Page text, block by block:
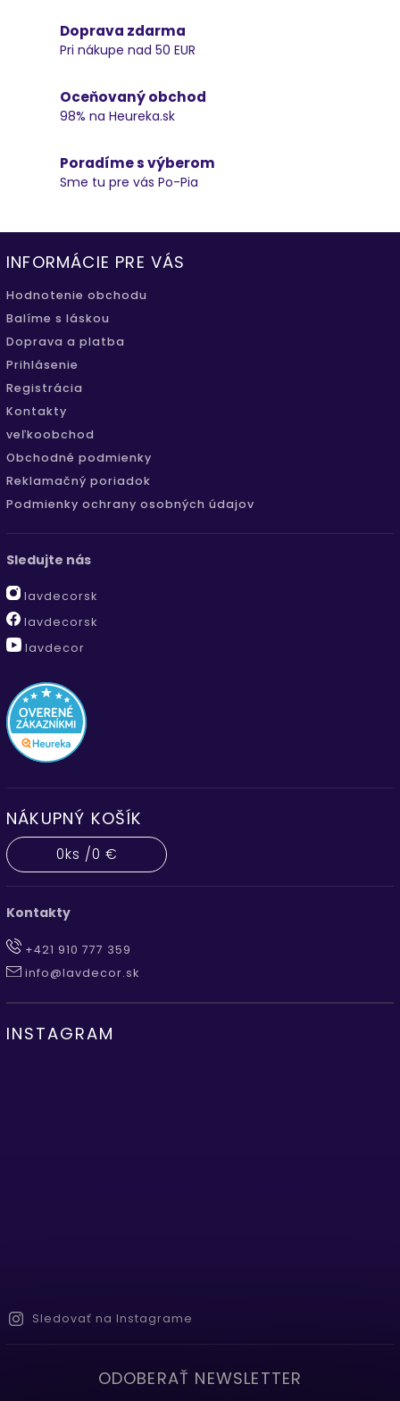
Doprava zdarma
Pri nákupe nad 50 EUR
Oceňovaný obchod
98% na Heureka.sk
Poradíme s výberom
Sme tu pre vás Po-Pia
INFORMÁCIE PRE VÁS
Hodnotenie obchodu
Balíme s láskou
Doprava a platba
Prihlásenie
Registrácia
Kontakty
veľkoobchod
Obchodné podmienky
Reklamačný poriadok
Podmienky ochrany osobných údajov
Sledujte nás
lavdecorsk
lavdecorsk
lavdecor
NÁKUPNÝ KOŠÍK
0ks /0 €
Kontakty
+421 910 777 359
info@lavdecor.sk
INSTAGRAM
Sledovať na Instagrame
ODOBERAŤ NEWSLETTER